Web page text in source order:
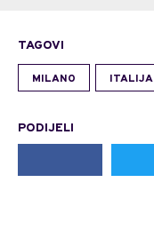
TAGOVI
MILANO ITALIJA
PODIJELI